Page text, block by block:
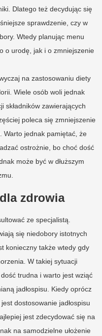
Dlatego też decydując się
sprawdzenie, czy w
Wtedy planując menu
o urodę, jak i o zmniejszenie
na zastosowaniu diety
Wiele osób woli jednak
składników zawierających
poleca się zmniejszenie
Warto jednak pamiętać, że
ostrożnie, bo choć dość
może być w dłuższym
zdrowia
ze specjalistą.
się niedobory istotnych
konieczny także wtedy gdy
W takiej sytuacji
trudna i warto jest wziąć
jadłospisu. Kiedy oprócz
dostosowanie jadłospisu
jest zdecydować się na
na samodzielne ułożenie